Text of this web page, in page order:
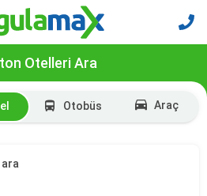
Otelleri Ara
Otobüs Araç
ara